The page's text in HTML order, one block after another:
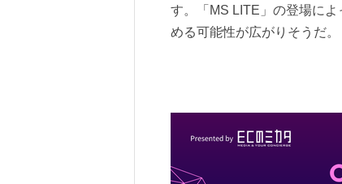
す。「MS LITE」の登場に
める可能性が広がりそうだ。